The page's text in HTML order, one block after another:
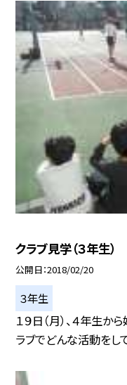
クラブ見学（３年生）
公開日 2018/02/20
３年生
１９日（月）、４年生
ラブでどんな活動をし